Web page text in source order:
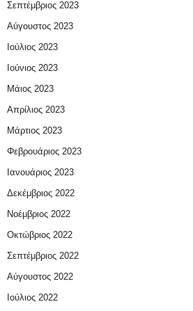
Σεπτέμβριος 2023
Αύγουστος 2023
Ιούλιος 2023
Ιούνιος 2023
Μάιος 2023
Απρίλιος 2023
Μάρτιος 2023
Φεβρουάριος 2023
Ιανουάριος 2023
Δεκέμβριος 2022
Νοέμβριος 2022
Οκτώβριος 2022
Σεπτέμβριος 2022
Αύγουστος 2022
Ιούλιος 2022